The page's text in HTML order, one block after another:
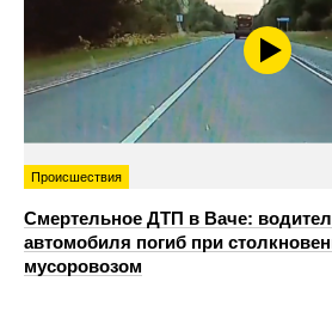
Происшествия
Смертельное ДТП в Ваче:
автомобиля погиб при
мусоровозом